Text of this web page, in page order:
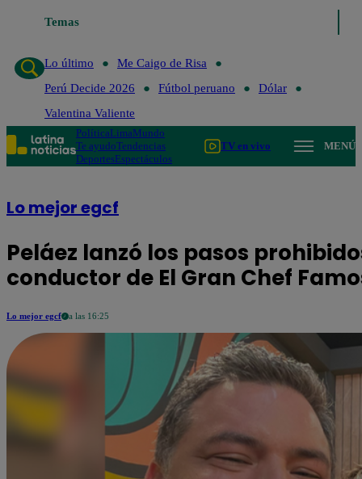
Temas
Lo último
Me Caigo de Risa
Perú Decide 2026
Fútbol peruano
Dólar
Valentina Valiente
PolíticaLimaMundo
Te ayudoTendencias
DeportesEspectáculos
TV en vivo MENÚ
Lo mejor egcf
Peláez lanzó los pasos
conductor de El Gran Chef
Lo mejor egcf a las 16:25